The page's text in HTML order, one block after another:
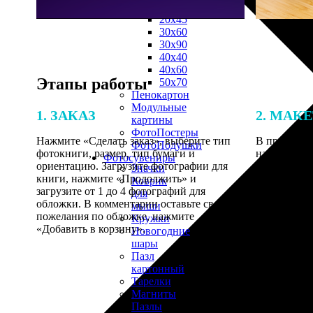
20х45
30х60
30х90
40х40
40х60
50х70
Пенокартон
Модульные
картины
ФотоПостеры
ФотоПодушки
Фотоcувениры
Значки
Коврик
для
мыши
Кружки
Новогодние
шары
Пазл
картонный
Тарелки
Магниты
Пазлы
Этапы работы
1. ЗАКАЗ
Нажмите «Сделать заказ», выберите тип
фотокниги, размер, тип бумаги и
ориентацию. Загрузите фотографии для
книги, нажмите «Продолжить» и
загрузите от 1 до 4 фотографий для
обложки. В комментарии оставьте свои
пожелания по обложке, нажмите
«Добавить в корзину».
2.
В процессе
наши